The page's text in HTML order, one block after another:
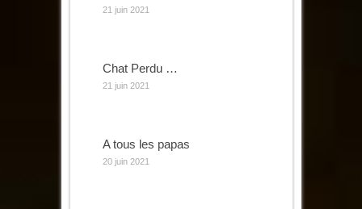
21 juin 2021
Chat Perdu …
21 juin 2021
A tous les papas
20 juin 2021